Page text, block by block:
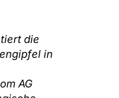
die
in
AG